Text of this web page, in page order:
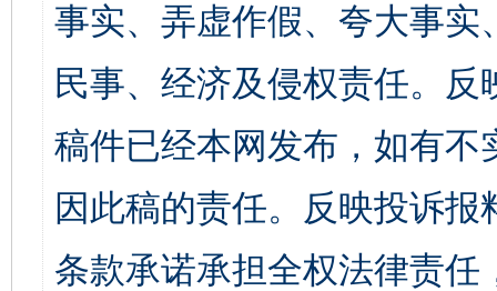
事实、弄虚作假、夸大事
民事、经济及侵权责任。
稿件已经本网发布，如有
因此稿的责任。反映投诉
条款承诺承担全权法律责